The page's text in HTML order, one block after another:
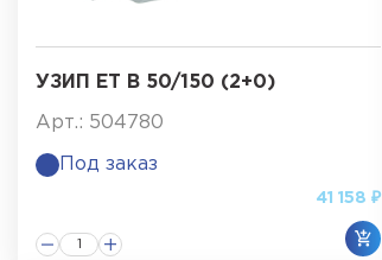
УЗИП ET B 50/150 (2+0)
Арт.: 504780
Под заказ
41 158 ₽